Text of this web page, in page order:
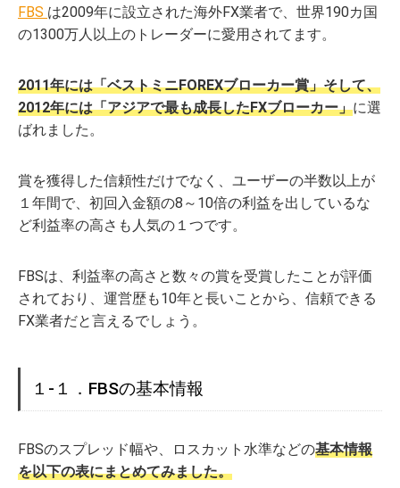
FBS は2009年に設立された海外FX業者で、世界190カ国
の1300万人以上のトレーダーに愛用されてます。
2011年には「ベストミニFOREXブローカー賞」そして、
2012年には「アジアで最も成長したFXブローカー」に選
ばれました。
賞を獲得した信頼性だけでなく、ユーザーの半数以上が
１年間で、初回入金額の8～10倍の利益を出しているな
ど利益率の高さも人気の１つです。
FBSは、利益率の高さと数々の賞を受賞したことが評価
されており、運営歴も10年と長いことから、信頼できる
FX業者だと言えるでしょう。
１-１．FBSの基本情報
FBSのスプレッド幅や、ロスカット水準などの基本情報
を以下の表にまとめてみました。